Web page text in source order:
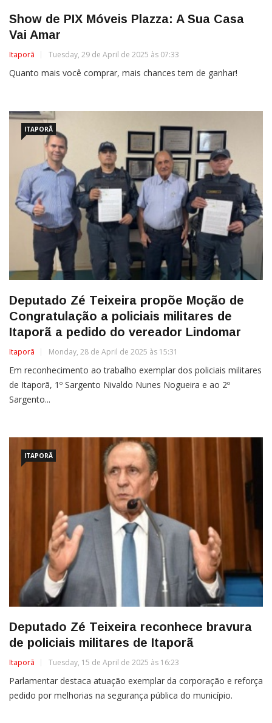
Show de PIX Móveis Plazza: A Sua Casa
Vai Amar
Itaporã Tuesday, 29 de April de 2025 às 07:33
Quanto mais você comprar, mais chances tem de ganhar!
ITAPORÃ
Deputado Zé Teixeira propõe Moção de
Congratulação a policiais militares de
Itaporã a pedido do vereador Lindomar
Itaporã Monday, 28 de April de 2025 às 15:31
Em reconhecimento ao trabalho exemplar dos policiais militares
de Itaporã, 1º Sargento Nivaldo Nunes Nogueira e ao 2º
Sargento...
ITAPORÃ
Deputado Zé Teixeira reconhece bravura
de policiais militares de Itaporã
Itaporã Tuesday, 15 de April de 2025 às 16:23
Parlamentar destaca atuação exemplar da corporação e reforça
pedido por melhorias na segurança pública do município.